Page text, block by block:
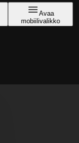
Avaa
mobiilivalikko